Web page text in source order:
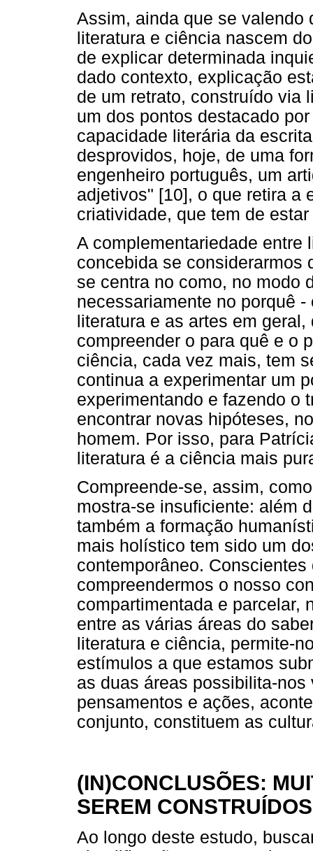
Assim, ainda que se valendo
literatura e ciência nascem
de explicar determinada
dado contexto, explicação
de um retrato, construído via
um dos pontos destacado
capacidade literária da
desprovidos, hoje, de uma
engenheiro português, um
adjetivos" [10], o que retira a
criatividade, que tem de
A complementariedade entre
concebida se considerarmos
se centra no como, no modo
necessariamente no porquê
literatura e as artes em
compreender o para quê e o
ciência, cada vez mais, tem
continua a experimentar um
experimentando e fazendo o
encontrar novas hipóteses,
homem. Por isso, para
literatura é a ciência mais
Compreende-se, assim,
mostra-se insuficiente: além
também a formação
mais holístico tem sido um
contemporâneo.
compreendermos o nosso
compartimentada e parcelar,
entre as várias áreas do
literatura e ciência, permite-
estímulos a que estamos
as duas áreas possibilita-
pensamentos e ações,
conjunto, constituem as
(IN)CONCLUSÕES:
SEREM CONSTRUÍDOS
Ao longo deste estudo,